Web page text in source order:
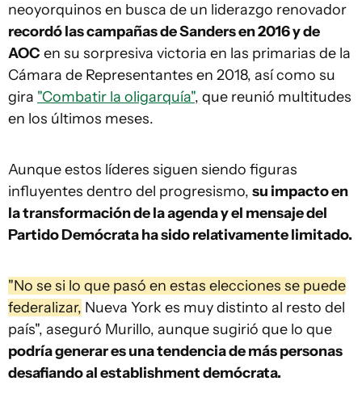
neoyorquinos en busca de un liderazgo renovador
recordó las campañas de Sanders en 2016 y de
AOC en su sorpresiva victoria en las primarias de la
Cámara de Representantes en 2018, así como su
gira "Combatir la oligarquía", que reunió multitudes
en los últimos meses.
Aunque estos líderes siguen siendo figuras
influyentes dentro del progresismo, su impacto en
la transformación de la agenda y el mensaje del
Partido Demócrata ha sido relativamente limitado.
"No se si lo que pasó en estas elecciones se puede
federalizar, Nueva York es muy distinto al resto del
país", aseguró Murillo, aunque sugirió que lo que
podría generar es una tendencia de más personas
desafiando al establishment demócrata.